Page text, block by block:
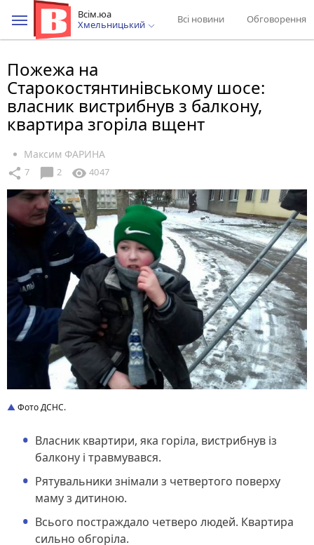
Всім.юа
Хмельницький
Всі новини Обговорення
Пожежа на
Старокостянтинівському шосе:
власник вистрибнув з балкону,
квартира згоріла вщент
Максим ФАРИНА
share 7 chat_bubble 2 visibility 4047
Фото ДСНС.
Власник квартири, яка горіла, вистрибнув із
балкону і травмувався.
Рятувальники знімали з четвертого поверху
маму з дитиною.
Всього постраждало четверо людей. Квартира
сильно обгоріла.